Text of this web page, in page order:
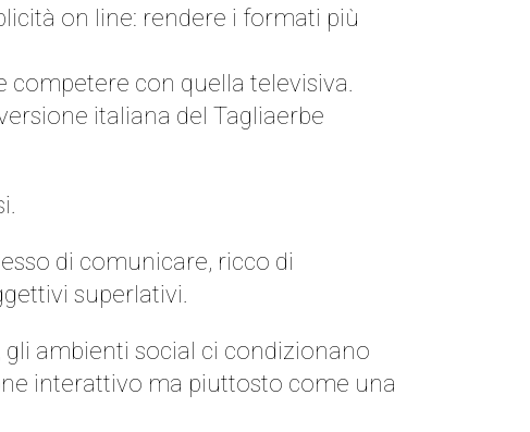
on line: rendere i formati più
competere con quella televisiva.
italiana del Tagliaerbe
di comunicare, ricco di
superlativi.
gli ambienti social ci condizionano
interattivo ma piuttosto come una